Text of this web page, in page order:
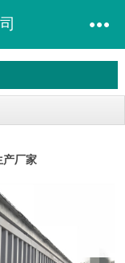
产厂家